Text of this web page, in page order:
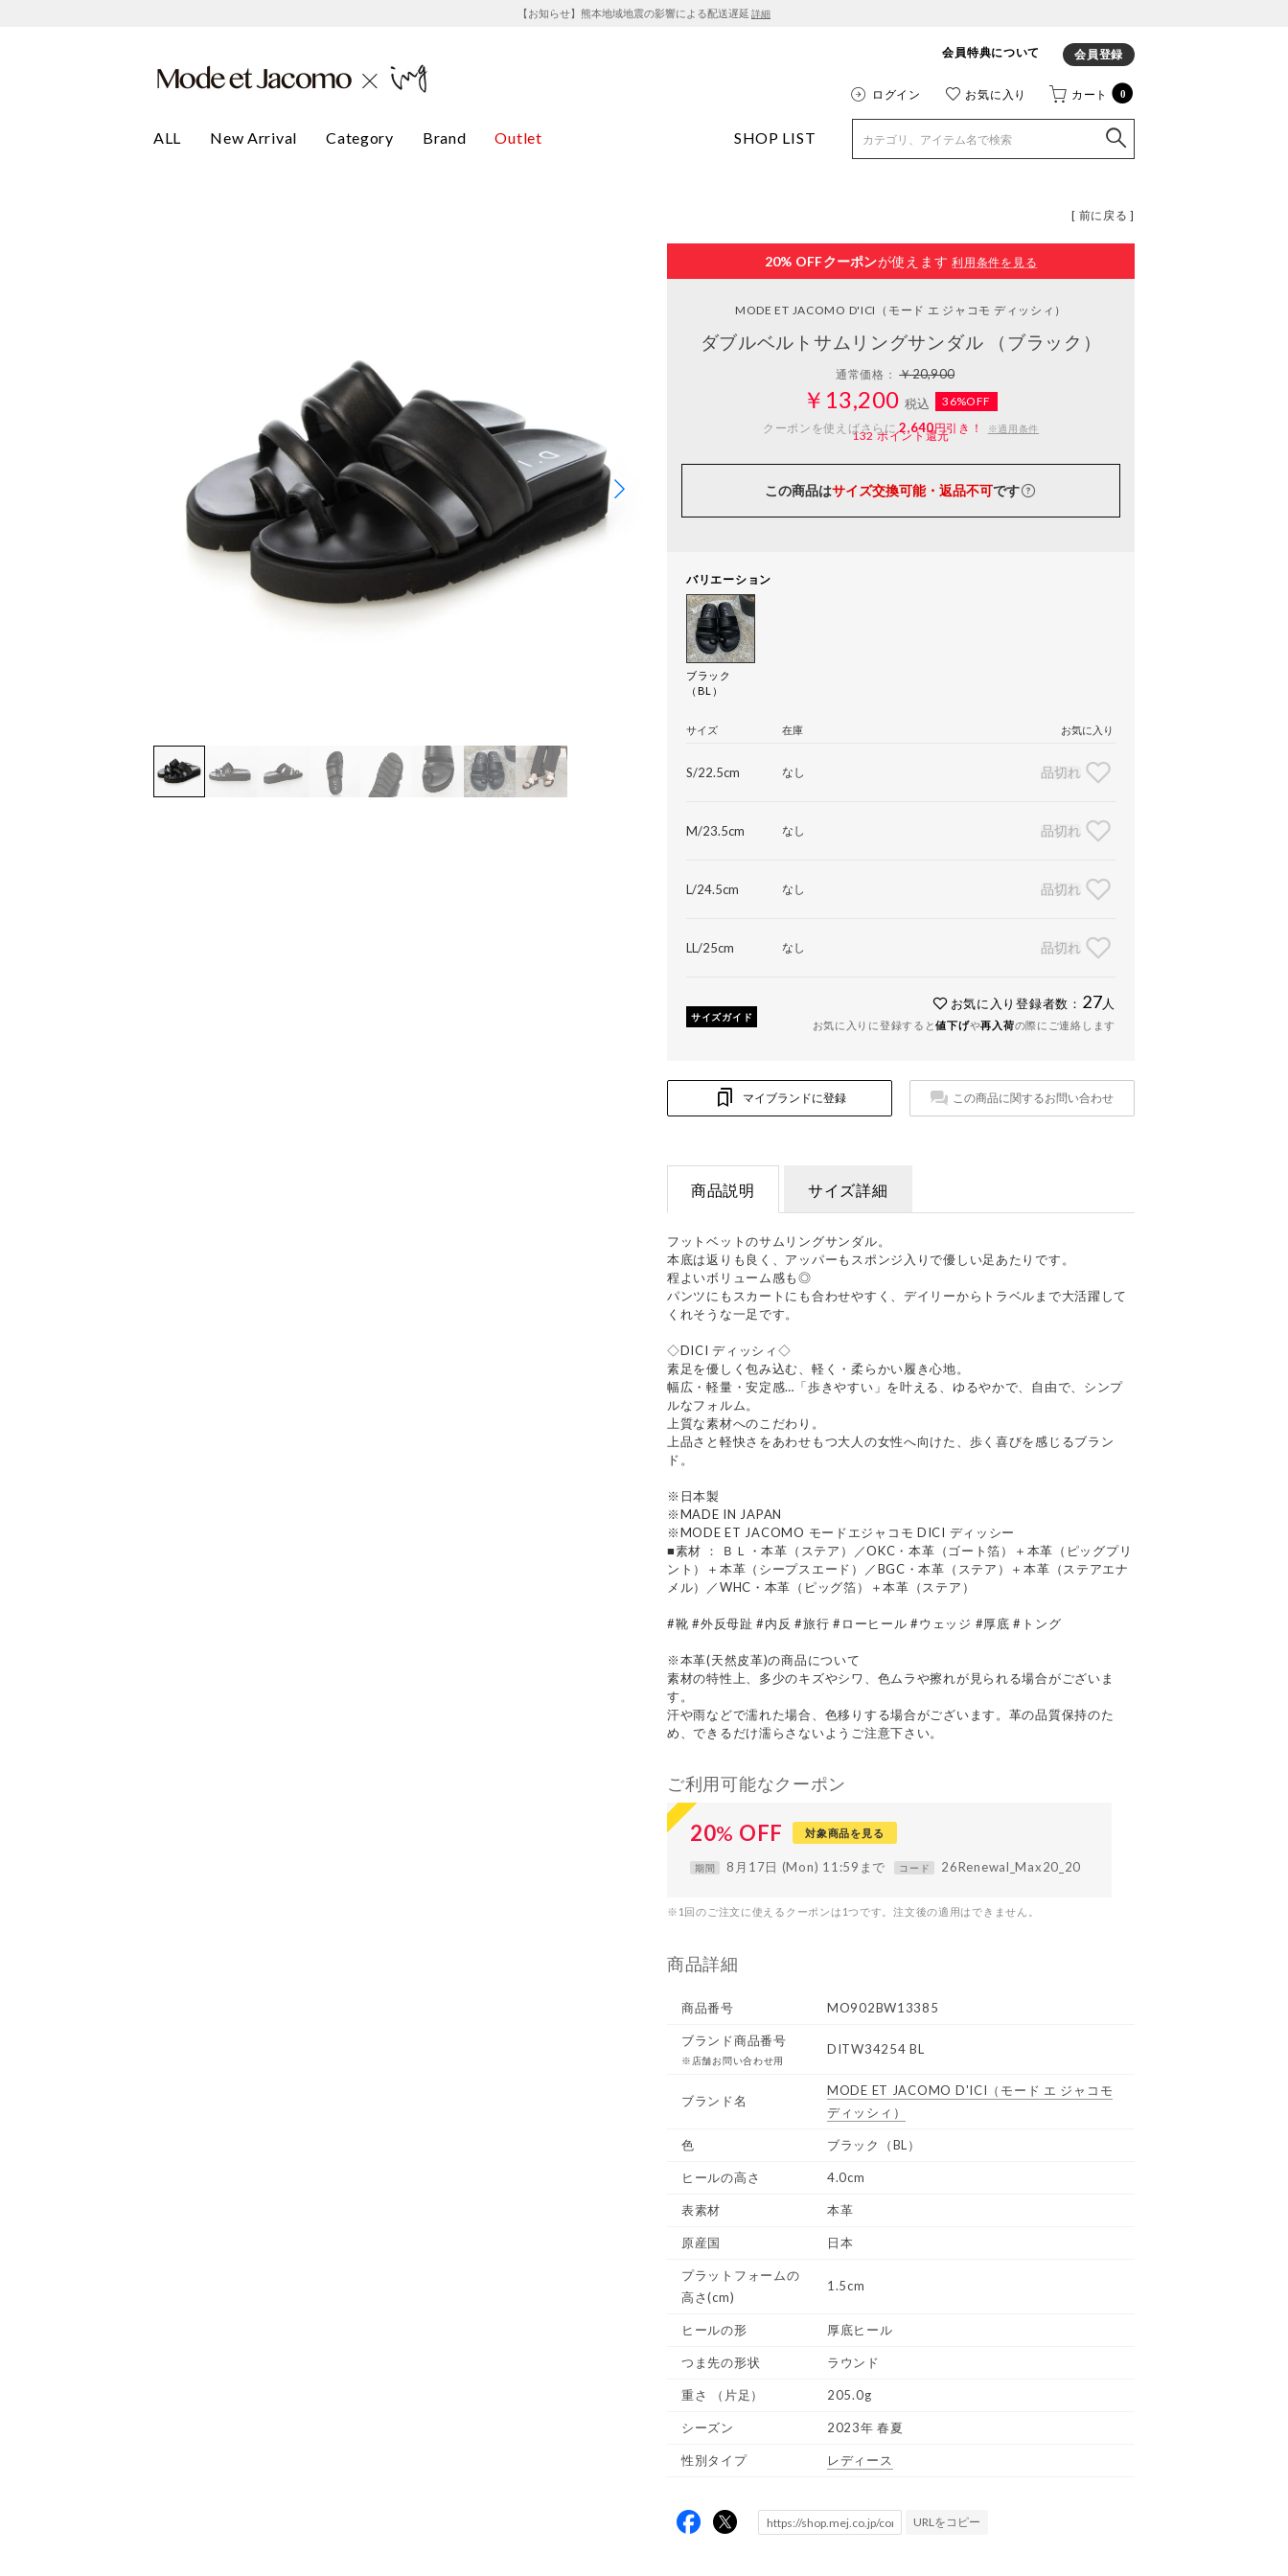
【お知らせ】熊本地域地震の影響による配送遅延 詳細
会員特典について 会員登録
ログイン お気に入り カート 0
ALL New Arrival Category Brand Outlet SHOP LIST
[ 前に戻る ]
20% OFFクーポンが使えます 利用条件を見る
MODE ET JACOMO D'ICI （モード エ ジャコモ ディッシィ）
ダブルベルトサムリングサンダル （ブラック）
通常価格：￥20,900
￥13,200 税込
36%OFF
クーポンを使えばさらに2,640円引き！ ※適用条件
132ポイント還元
この商品はサイズ交換可能・返品不可です
バリエーション
ブラック
（BL）
サイズ 在庫 お気に入り
S/22.5cm なし 品切れ
M/23.5cm なし 品切れ
L/24.5cm なし 品切れ
LL/25cm なし 品切れ
サイズガイド
お気に入り登録者数： 27 人
お気に入りに登録すると値下げや再入荷の際にご連絡します
マイブランドに登録 この商品に関するお問い合わせ
商品説明 サイズ詳細
フットベットのサムリングサンダル。
本底は返りも良く、アッパーもスポンジ入りで優しい足あたりです。
程よいボリューム感も◎
パンツにもスカートにも合わせやすく、デイリーからトラベルまで大活躍して
くれそうな一足です。
◇DICI ディッシィ◇
素足を優しく包み込む、軽く・柔らかい履き心地。
幅広・軽量・安定感…「歩きやすい」を叶える、ゆるやかで、自由で、シンプ
ルなフォルム。
上質な素材へのこだわり。
上品さと軽快さをあわせもつ大人の女性へ向けた、歩く喜びを感じるブラン
ド。
※日本製
※MADE IN JAPAN
※MODE ET JACOMO モードエジャコモ DICI ディッシー
■素材 ： ＢＬ・本革（ステア）／OKC・本革（ゴート箔）＋本革（ピッグプリ
ント）＋本革（シープスエード）／BGC・本革（ステア）＋本革（ステアエナ
メル）／WHC・本革（ピッグ箔）＋本革（ステア）
#靴 #外反母趾 #内反 #旅行 #ローヒール #ウェッジ #厚底 #トング
※本革(天然皮革)の商品について
素材の特性上、多少のキズやシワ、色ムラや擦れが見られる場合がございま
す。
汗や雨などで濡れた場合、色移りする場合がございます。革の品質保持のた
め、できるだけ濡らさないようご注意下さい。
ご利用可能なクーポン
20% OFF 対象商品を見る
期間 8月17日 (Mon) 11:59まで コード 26Renewal_Max20_20
※1回のご注文に使えるクーポンは1つです。注文後の適用はできません。
商品詳細
商品番号 MO902BW13385
ブランド商品番号
※店舗お問い合わせ用
DITW34254 BL
ブランド名
MODE ET JACOMO D'ICI （モード エ ジャコモ
ディッシィ）
色 ブラック（BL）
ヒールの高さ 4.0cm
表素材 本革
原産国 日本
プラットフォームの
高さ(cm)
1.5cm
ヒールの形 厚底ヒール
つま先の形状 ラウンド
重さ （片足） 205.0g
シーズン 2023年 春夏
性別タイプ レディース
URLをコピー